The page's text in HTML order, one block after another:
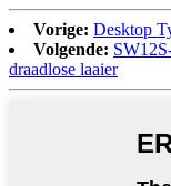
Vorige: Desktop
Volgende:
draadlose laaier